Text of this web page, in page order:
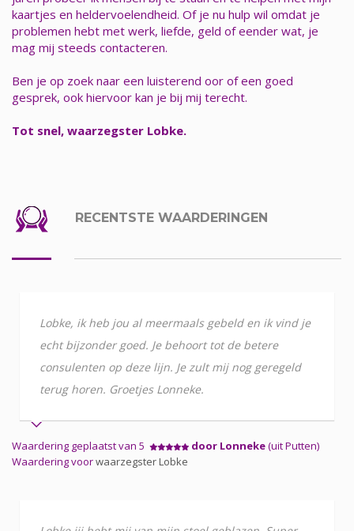
kaartjes en heldervoelendheid. Of je nu hulp wil omdat je
problemen hebt met werk, liefde, geld of eender wat, je
mag mij steeds contacteren.
Ben je op zoek naar een luisterend oor of een goed
gesprek, ook hiervoor kan je bij mij terecht.
Tot snel, waarzegster Lobke.
RECENTSTE WAARDERINGEN
Lobke, ik heb jou al meermaals gebeld en ik vind je
echt bijzonder goed. Je behoort tot de betere
consulenten op deze lijn. Je zult mij nog geregeld
terug horen. Groetjes Lonneke.
Waardering geplaatst van 5 door Lonneke(uit Putten)
Waardering voorwaarzegster Lobke